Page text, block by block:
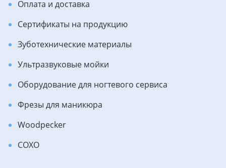
Оплата и доставка
Сертификаты на продукцию
Зуботехнические материалы
Ультразвуковые мойки
Оборудование для ногтевого сервиса
Фрезы для маникюра
Woodpecker
COXO